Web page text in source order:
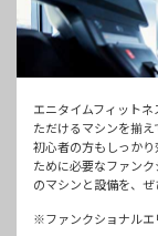
エニタイムフィット
ただけるマシンを揃
初心者の方もしっか
ために必要なファン
のマシンと設備を、ぜ
※ファンクショナルエ